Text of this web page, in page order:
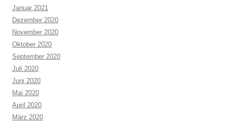
Januar 2021
Dezember 2020
November 2020
Oktober 2020
September 2020
Juli 2020
Juni 2020
Mai 2020
April 2020
März 2020